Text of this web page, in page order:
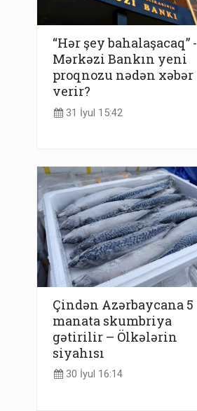
“Hər şey bahalaşacaq” -
Mərkəzi Bankın yeni
proqnozu nədən xəbər
verir?
31 İyul 15:42
Çindən Azərbaycana 5
manata skumbriya
gətirilir – Ölkələrin
siyahısı
30 İyul 16:14